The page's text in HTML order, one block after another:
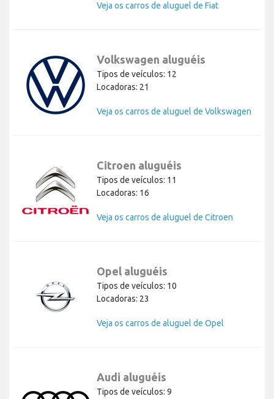
Veja os carros de aluguel de Fiat
Volkswagen aluguéis
Tipos de veículos: 12
Locadoras: 21
Veja os carros de aluguel de Volkswagen
Citroen aluguéis
Tipos de veículos: 11
Locadoras: 16
Veja os carros de aluguel de Citroen
Opel aluguéis
Tipos de veículos: 10
Locadoras: 23
Veja os carros de aluguel de Opel
Audi aluguéis
Tipos de veículos: 9